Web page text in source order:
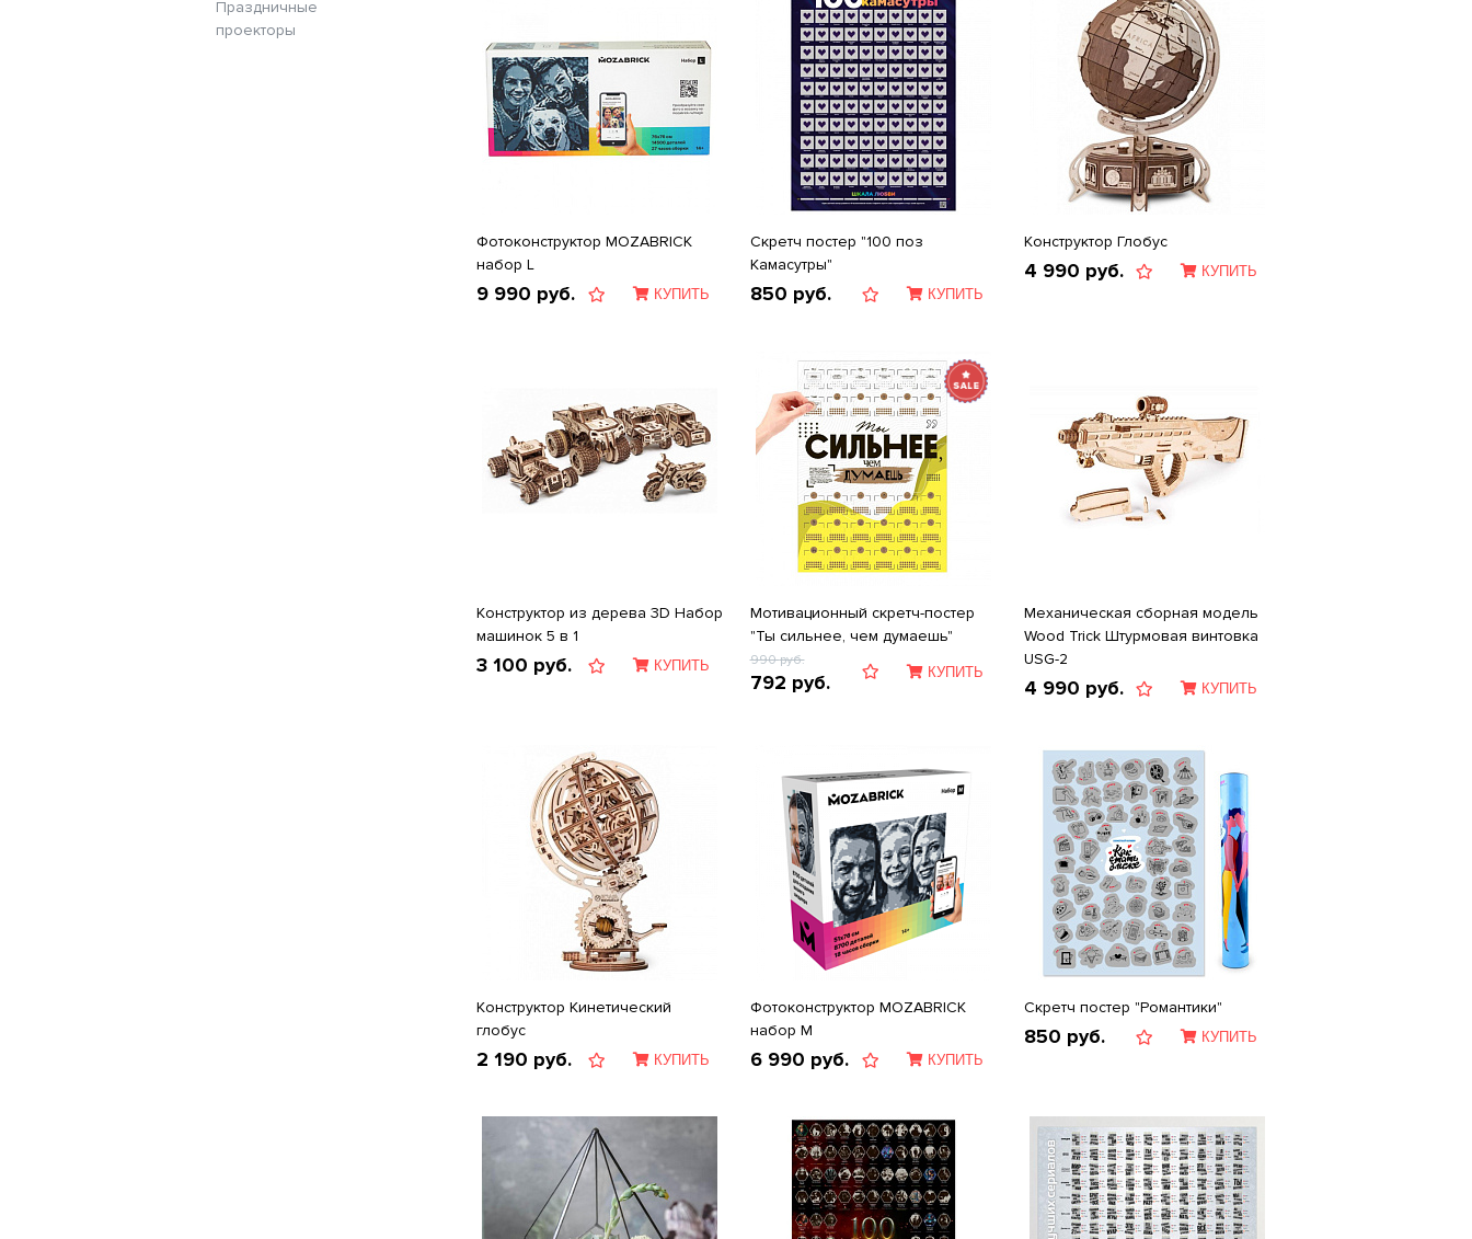
Праздничные
проекторы
Фотоконструктор MOZABRICK
набор L
9 990 руб. КУПИТЬ
Скретч постер "100 поз
Камасутры"
850 руб. КУПИТЬ
Конструктор Глобус
4 990 руб. КУПИТЬ
Конструктор из дерева 3D Набор
машинок 5 в 1
3 100 руб. КУПИТЬ
Мотивационный скретч-постер
"Ты сильнее, чем думаешь"
990руб.
792 руб. КУПИТЬ
Механическая сборная модель
Wood Trick Штурмовая винтовка
USG-2
4 990 руб. КУПИТЬ
Конструктор Кинетический
глобус
2 190 руб. КУПИТЬ
Фотоконструктор MOZABRICK
набор M
6 990 руб. КУПИТЬ
Скретч постер "Романтики"
850 руб. КУПИТЬ